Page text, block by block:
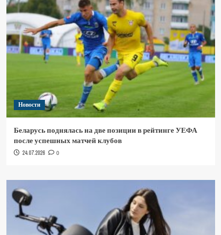
Новости
Беларусь поднялась на две позиции в рейтинге УЕФА
после успешных матчей клубов
24.07.2026 0